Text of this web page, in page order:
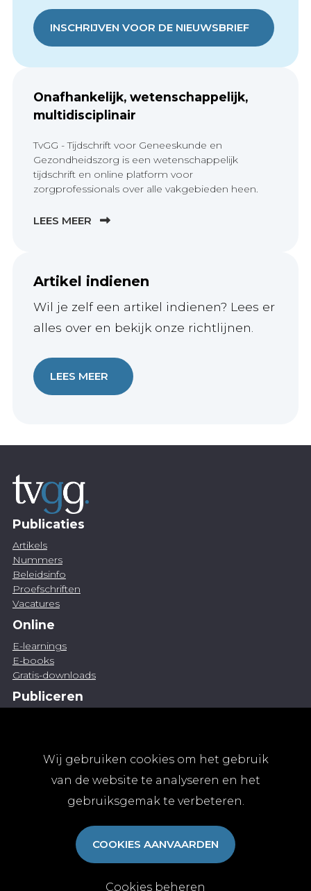
Wij gebruiken cookies om het gebruik
van de website te analyseren en het
gebruiksgemak te verbeteren.
COOKIES AANVAARDEN
Cookies beheren
INSCHRIJVEN VOOR DE NIEUWSBRIEF
Onafhankelijk, wetenschappelijk,
multidisciplinair
TvGG - Tijdschrift voor Geneeskunde en
Gezondheidszorg is een wetenschappelijk
tijdschrift en online platform voor
zorgprofessionals over alle vakgebieden heen.
LEES MEER
Artikel indienen
Wil je zelf een artikel indienen? Lees er
alles over en bekijk onze richtlijnen.
LEES MEER
Publicaties
Artikels
Nummers
Beleidsinfo
Proefschriften
Vacatures
Online
E-learnings
E-books
Gratis-downloads
Publiceren
Abonnementen
Algemene abonnementsvoorwaarden